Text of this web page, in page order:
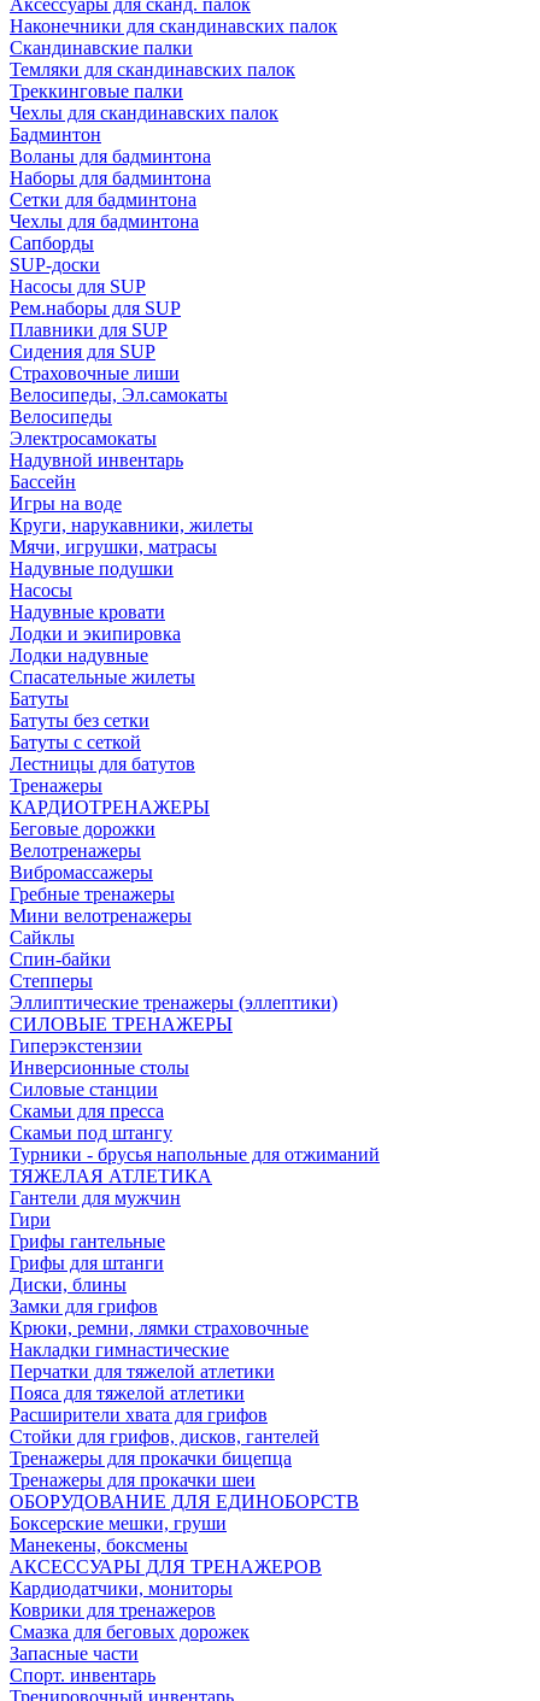
Аксессуары для сканд. палок
Наконечники для скандинавских палок
Скандинавские палки
Темляки для скандинавских палок
Треккинговые палки
Чехлы для скандинавских палок
Бадминтон
Воланы для бадминтона
Наборы для бадминтона
Сетки для бадминтона
Чехлы для бадминтона
Сапборды
SUP-доски
Насосы для SUP
Рем.наборы для SUP
Плавники для SUP
Сидения для SUP
Страховочные лиши
Велосипеды, Эл.самокаты
Велосипеды
Электросамокаты
Надувной инвентарь
Бассейн
Игры на воде
Круги, нарукавники, жилеты
Мячи, игрушки, матрасы
Надувные подушки
Насосы
Надувные кровати
Лодки и экипировка
Лодки надувные
Спасательные жилеты
Батуты
Батуты без сетки
Батуты с сеткой
Лестницы для батутов
Тренажеры
КАРДИОТРЕНАЖЕРЫ
Беговые дорожки
Велотренажеры
Вибромассажеры
Гребные тренажеры
Мини велотренажеры
Сайклы
Спин-байки
Степперы
Эллиптические тренажеры (эллептики)
СИЛОВЫЕ ТРЕНАЖЕРЫ
Гиперэкстензии
Инверсионные столы
Силовые станции
Скамьи для пресса
Скамьи под штангу
Турники - брусья напольные для отжиманий
ТЯЖЕЛАЯ АТЛЕТИКА
Гантели для мужчин
Гири
Грифы гантельные
Грифы для штанги
Диски, блины
Замки для грифов
Крюки, ремни, лямки страховочные
Накладки гимнастические
Перчатки для тяжелой атлетики
Пояса для тяжелой атлетики
Расширители хвата для грифов
Стойки для грифов, дисков, гантелей
Тренажеры для прокачки бицепца
Тренажеры для прокачки шеи
ОБОРУДОВАНИЕ ДЛЯ ЕДИНОБОРСТВ
Боксерские мешки, груши
Манекены, боксмены
АКСЕССУАРЫ ДЛЯ ТРЕНАЖЕРОВ
Кардиодатчики, мониторы
Коврики для тренажеров
Смазка для беговых дорожек
Запасные части
Спорт. инвентарь
Тренировочный инвентарь